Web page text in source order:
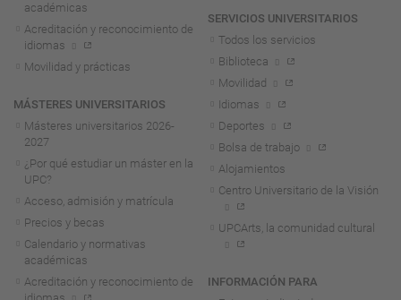
académicas
Acreditación y reconocimiento de
idiomas
Movilidad y prácticas
MÁSTERES UNIVERSITARIOS
Másteres universitarios 2026-
2027
¿Por qué estudiar un máster en la
UPC?
Acceso, admisión y matrícula
Precios y becas
Calendario y normativas
académicas
Acreditación y reconocimiento de
SERVICIOS UNIVERSITARIOS
Todos los servicios
Biblioteca
Movilidad
Idiomas
Deportes
Bolsa de trabajo
Alojamientos
Centro Universitario de la Visión
UPCArts, la comunidad cultural
INFORMACIÓN PARA